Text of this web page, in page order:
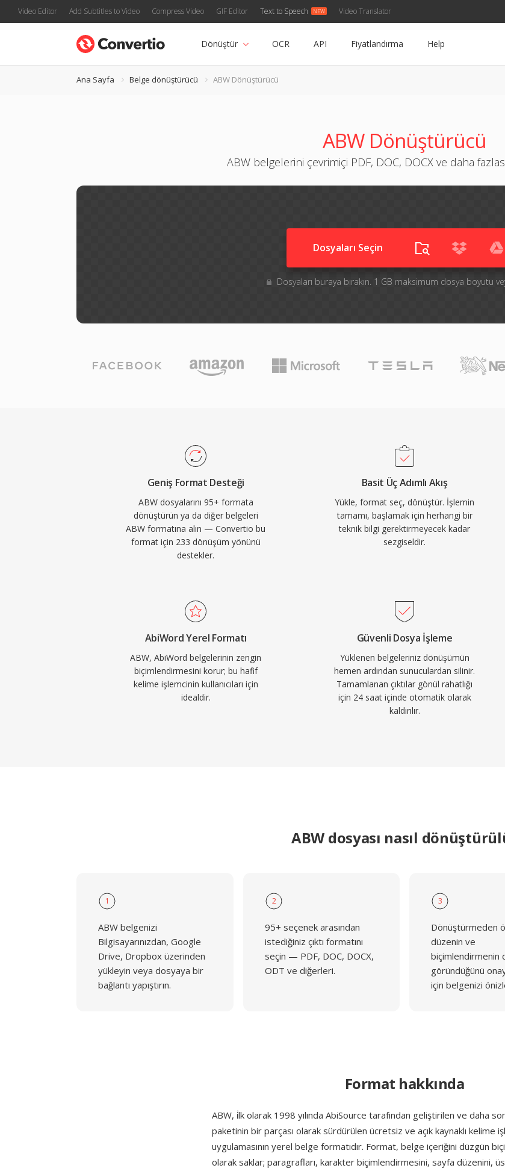
Video Editor Add Subtitles to Video Compress Video GIF Editor Text to Speech Video Translator
Dönüştür OCR API Fiyatlandırma Help
Ana Sayfa Belge dönüştürücü ABW Dönüştürücü
ABW Dönüştürücü
ABW belgelerini çevrimiçi PDF, DOC, DOCX ve daha
Dosyaları Seçin
Dosyaları buraya bırakın. 1 GB maksimum dosya boyutu
Geniş Format Desteği
ABW dosyalarını 95+ formata
dönüştürün ya da diğer belgeleri
ABW formatına alın — Convertio bu
format için 233 dönüşüm yönünü
destekler.
Basit Üç Adımlı Akış
Yükle, format seç, dönüştür. İşlemin
tamamı, başlamak için herhangi bir
teknik bilgi gerektirmeyecek kadar
sezgiseldir.
AbiWord Yerel Formatı
ABW, AbiWord belgelerinin zengin
biçimlendirmesini korur; bu hafif
kelime işlemcinin kullanıcıları için
idealdir.
Güvenli Dosya İşleme
Yüklenen belgeleriniz dönüşümün
hemen ardından sunuculardan silinir.
Tamamlanan çıktılar gönül rahatlığı
için 24 saat içinde otomatik olarak
kaldırılır.
ABW dosyası nasıl
1
ABW belgenizi
Bilgisayarınızdan, Google
Drive, Dropbox üzerinden
yükleyin veya dosyaya bir
bağlantı yapıştırın.
2
95+ seçenek arasından
istediğiniz çıktı formatını
seçin — PDF, DOC, DOCX,
ODT ve diğerleri.
3
Dönüştürmeden
düzenin ve
biçimlendirmenin
göründüğünü
için belgenizi
Format hakkında
ABW, i̇lk olarak 1998 yılında AbiSource tarafından geliştirilen ve daha
paketinin bir parçası olarak sürdürülen ücretsiz ve açık kaynaklı kelime
uygulamasının yerel belge formatıdır. Format, belge içeriğini düzgün
olarak saklar; paragrafları, karakter biçimlendirmesini, sayfa düzenini,